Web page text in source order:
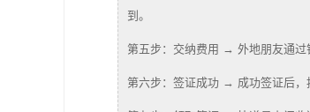
到。
第五步：交纳费用 → 外地朋友通过
第六步：签证成功 → 成功签证后，